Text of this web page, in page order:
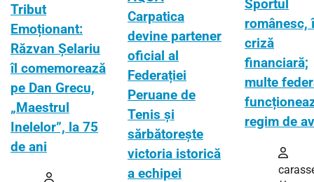
Tribut
Emoționant:
Răzvan Șelariu
îl comemorează
pe Dan Grecu,
„Maestrul
Inelelor”, la 75
de ani
Carpatica
devine partener
oficial al
Federației
Peruane de
Tenis și
sărbătorește
victoria istorică
a echipei
Sportul
românesc,
criză
financiară;
multe
regim de